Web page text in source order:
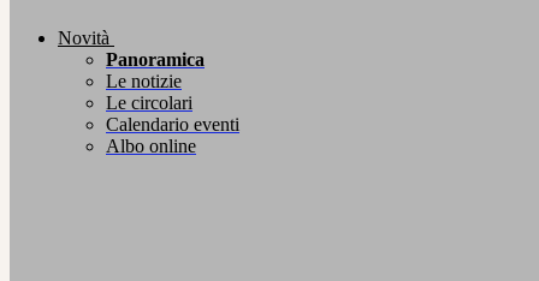
Novità
Panoramica
Le notizie
Le circolari
Calendario eventi
Albo online